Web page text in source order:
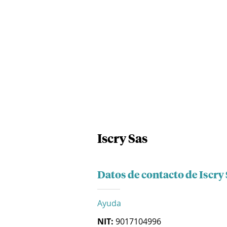
Iscry Sas
Datos de contacto de Iscry
Ayuda
NIT: 9017104996